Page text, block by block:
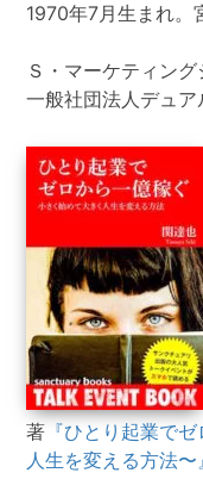
1970年7月生まれ。
Ｓ・マーケティン
一般社団法人デュ
著 『ひとり起業で
人生を変える方法〜